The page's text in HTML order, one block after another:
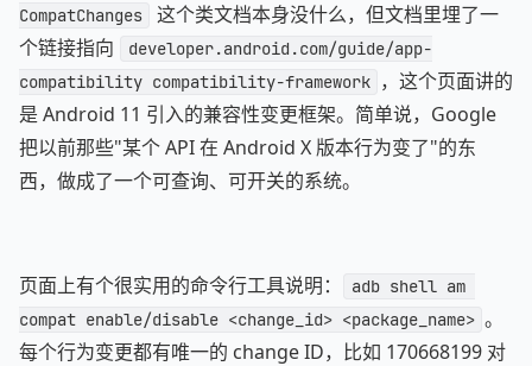
CompatChanges
这个类文档本身没什么，但文档里埋了一
个链接指向
developer.android.com/guide/app-
compatibility compatibility-framework ，这个页面讲的
是 Android 11 引入的兼容性变更框架。简单说，Google
把以前那些"某个 API 在 Android X 版本行为变了"的东
西，做成了一个可查询、可开关的系统。
页面上有个很实用的命令行工具说明：
adb shell am
compat enable/disable <change_id> <package_name> 。
每个行为变更都有唯一的 change ID，比如 170668199 对